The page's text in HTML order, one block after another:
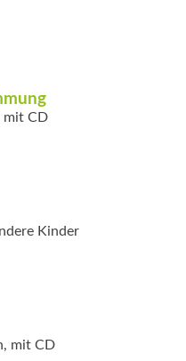
mit CD
Kinder
mit CD